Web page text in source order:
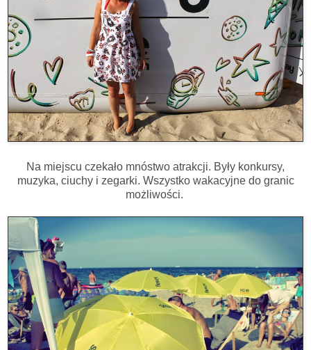
Na miejscu czekało mnóstwo atrakcji. Były konkursy,
muzyka, ciuchy i zegarki. Wszystko wakacyjne do granic
możliwości.